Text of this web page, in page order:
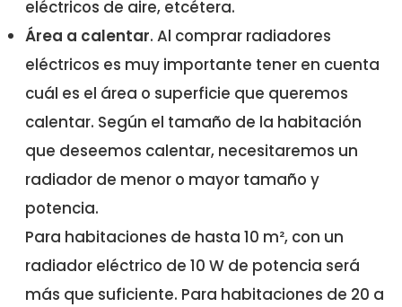
eléctricos de aire, etcétera.
Área a calentar. Al comprar radiadores
eléctricos es muy importante tener en cuenta
cuál es el área o superficie que queremos
calentar. Según el tamaño de la habitación
que deseemos calentar, necesitaremos un
radiador de menor o mayor tamaño y
potencia.
Para habitaciones de hasta 10 m², con un
radiador eléctrico de 10 W de potencia será
más que suficiente. Para habitaciones de 20 a